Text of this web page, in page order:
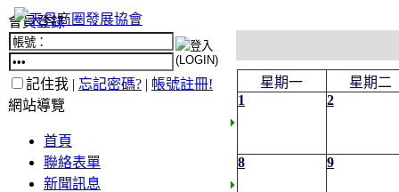
會員登錄
記住我 | 忘記密碼? | 帳號註冊!
網站導覽
首頁
聯絡表單
新聞訊息
星期一
星期二
1
2
8 9